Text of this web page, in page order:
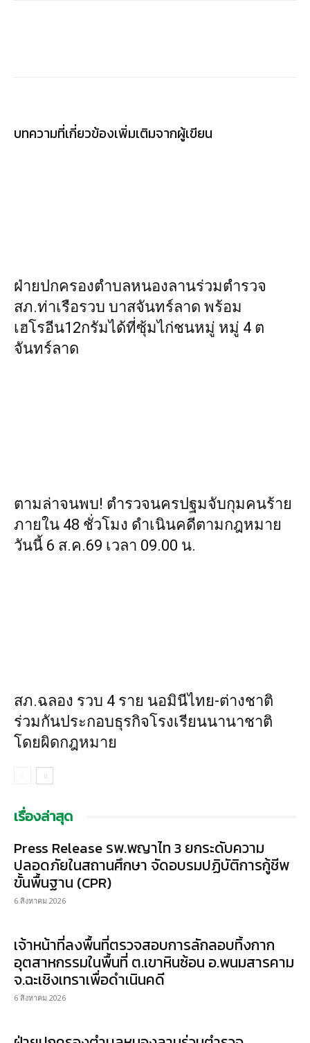
บทความที่เกี่ยวข้องเพิ่มเติมจากผู้เขียน
ฝ่ายปกครองตำบลหนองลานร่วมตำรวจ
สภ.ท่าเรือรวบ บาสจันทร์ลาด พร้อม
เฮโรอีน12กรัมได้ที่ซุ้มไก่ชนหมู่ หมู่ 4 ต
จันทร์ลาด
ตามล่าจนพบ! ตำรวจนครปฐมจับกุมคนร้าย
ภายใน 48 ชั่วโมง ดำเนินคดีตามกฎหมาย
วันนี้ 6 ส.ค.69 เวลา 09.00 น.
สภ.ฉลอง รวบ 4 ราย นอมินีไทย-ต่างชาติ
ร่วมกันประกอบธุรกิจโรงเรียนนานาชาติ
โดยผิดกฎหมาย
เรื่องล่าสุด
Press Release รพ.พญาไท 3 ยกระดับความ
ปลอดภัยในสถานศึกษา จัดอบรมปฏิบัติการกู้ชีพ
ขั้นพื้นฐาน (CPR)
6 สิงหาคม 2026
เจ้าหน้าที่ลงพื้นที่ตรวจสอบการลักลอบทิ้งกาก
อุตสาหกรรมในพื้นที่ ต.เขาหินซ้อน อ.พนมสารคาม
จ.ฉะเชิงเทราเพื่อดำเนินคดี
6 สิงหาคม 2026